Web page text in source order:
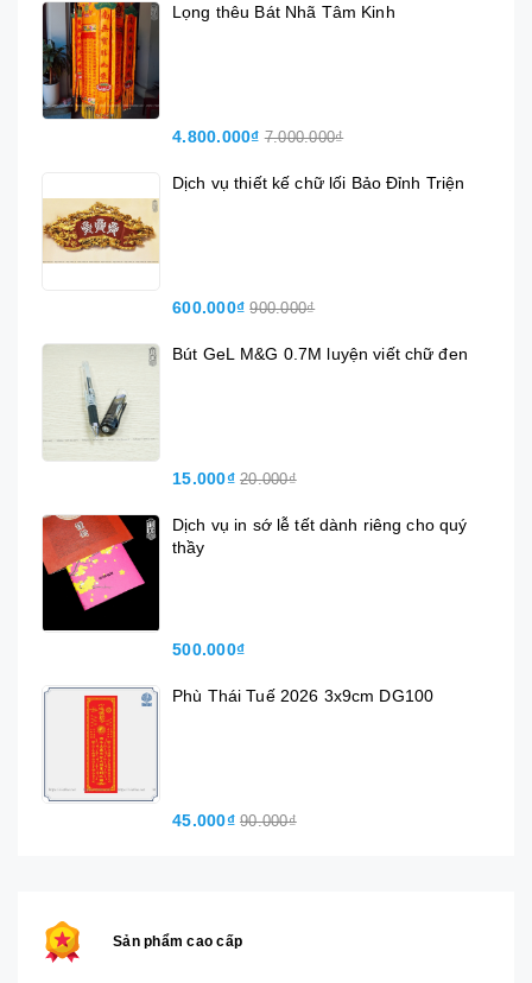
Lọng thêu Bát Nhã Tâm Kinh
4.800.000₫ 7.000.000₫
Dịch vụ thiết kế chữ lối Bảo Đỉnh Triện
600.000₫ 900.000₫
Bút GeL M&G 0.7M luyện viết chữ đen
15.000₫ 20.000₫
Dịch vụ in sớ lễ tết dành riêng cho quý
thầy
500.000₫
Phù Thái Tuế 2026 3x9cm DG100
45.000₫ 90.000₫
Sản phẩm cao cấp